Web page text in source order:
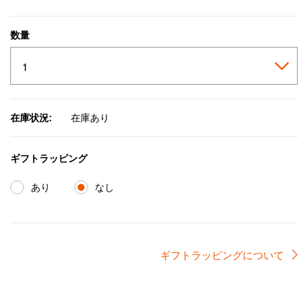
数量
在庫状況: 在庫あり
ギフトラッピング
あり なし
ギフトラッピングについて